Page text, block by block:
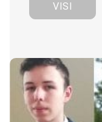
VISI